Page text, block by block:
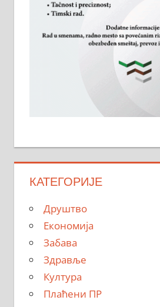
КАТЕГОРИЈЕ
Друштво
Економија
Забава
Здравље
Култура
Плаћени ПР